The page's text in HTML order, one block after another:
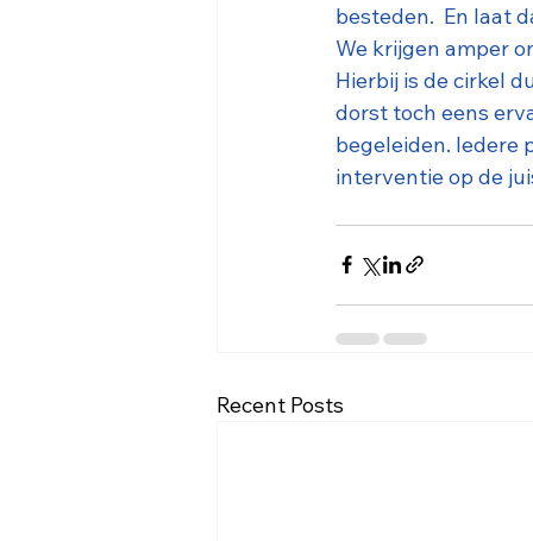
besteden.  En laat
We krijgen amper
Hierbij is de cirkel
dorst toch eens
begeleiden. Iedere
interventie op de
Recent Posts